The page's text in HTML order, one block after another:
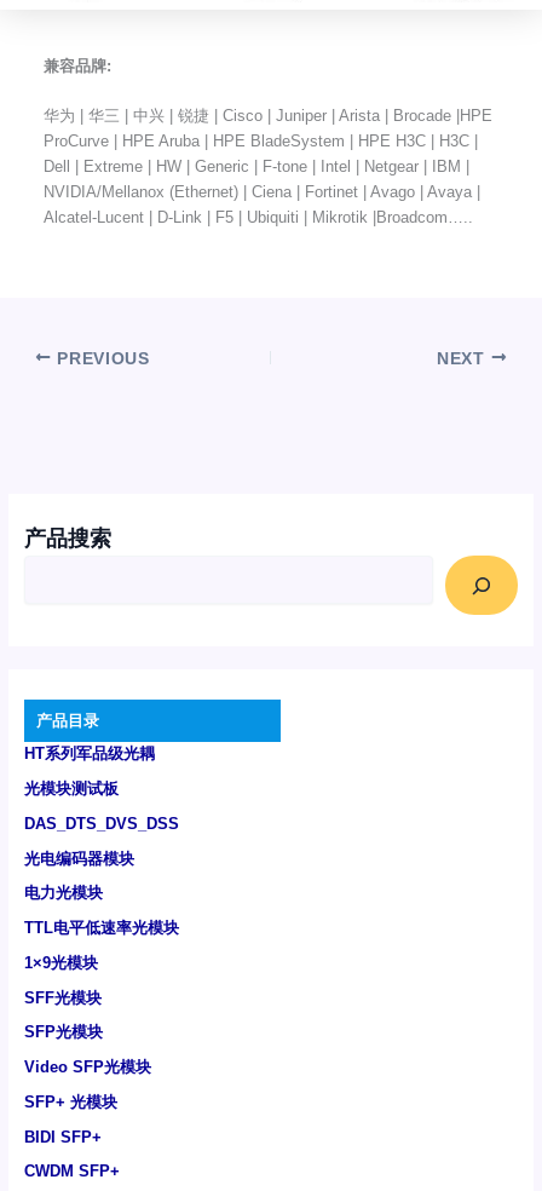
产品搜索
产品目录
HT系列军品级光耦
光模块测试板
DAS_DTS_DVS_DSS
光电编码器模块
电力光模块
TTL电平低速率光模块
1×9光模块
SFF光模块
SFP光模块
Video SFP光模块
SFP+ 光模块
BIDI SFP+
CWDM SFP+
兼容品牌:
华为 | 华三 | 中兴 | 锐捷 | Cisco | Juniper | Arista | Brocade |HPE
ProCurve | HPE Aruba | HPE BladeSystem | HPE H3C | H3C |
Dell | Extreme | HW | Generic | F-tone | Intel | Netgear | IBM |
NVIDIA/Mellanox (Ethernet) | Ciena | Fortinet | Avago | Avaya |
Alcatel-Lucent | D-Link | F5 | Ubiquiti | Mikrotik |Broadcom…..
PREVIOUS NEXT